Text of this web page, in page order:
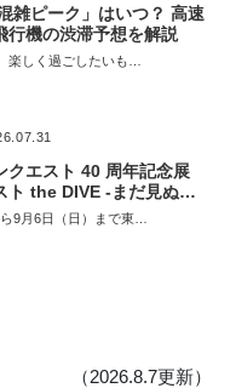
雑ピーク」はいつ？ 高速
行機の渋滞予想を解説
楽しく過ごしたいも…
クエスト 40 周年記念展
ト the DIVE -まだ見ぬ冒
宿ハラカドに登場！ VR体
ト
9月6日（日）まで東…
（2026.8.7更新）